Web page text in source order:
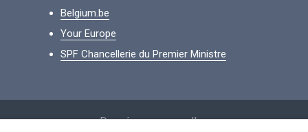
Belgium.be
Your Europe
SPF Chancellerie du Premier Ministre
Données personnelles